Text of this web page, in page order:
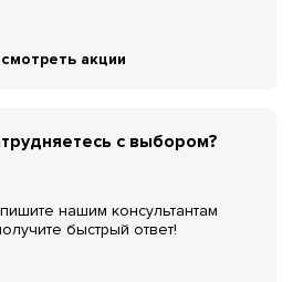
акции
с выбором?
нашим консультантам
быстрый ответ!